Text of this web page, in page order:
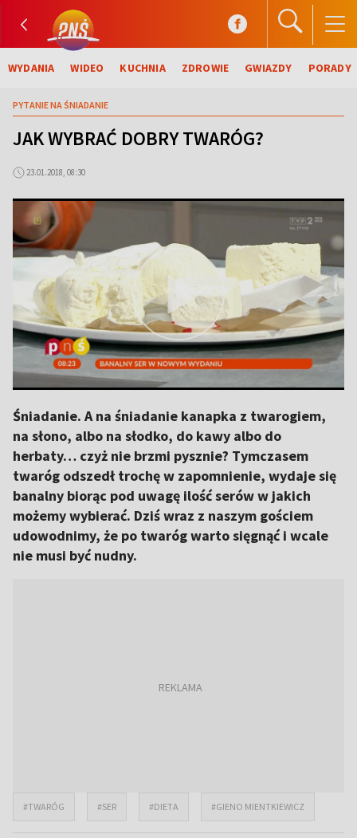
WYDANIA WIDEO KUCHNIA ZDROWIE GWIAZDY PORADY
PYTANIE NA ŚNIADANIE
JAK WYBRAĆ DOBRY TWARÓG?
23.01.2018, 08:30
Śniadanie. A na śniadanie kanapka z twarogiem,
na słono, albo na słodko, do kawy albo do
herbaty… czyż nie brzmi pysznie? Tymczasem
twaróg odszedł trochę w zapomnienie, wydaje się
banalny biorąc pod uwagę ilość serów w jakich
możemy wybierać. Dziś wraz z naszym gościem
udowodnimy, że po twaróg warto sięgnąć i wcale
nie musi być nudny.
#TWARÓG #SER #DIETA #GIENO MIENTKIEWICZ